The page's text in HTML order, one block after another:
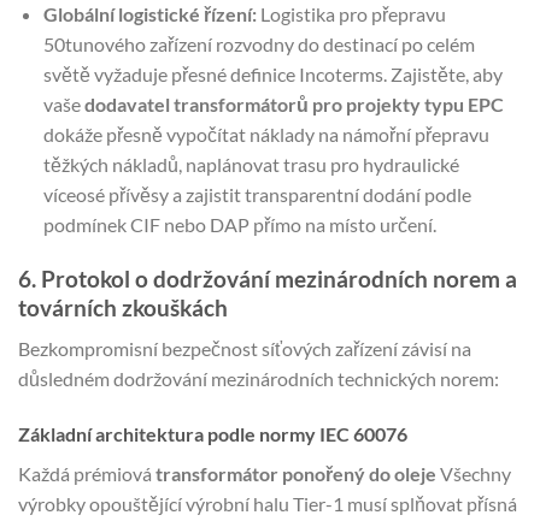
Globální logistické řízení:Logistika pro přepravu
50tunového zařízení rozvodny do destinací po celém
světě vyžaduje přesné definice Incoterms. Zajistěte, aby
vašedodavatel transformátorů pro projekty typu EPC
dokáže přesně vypočítat náklady na námořní přepravu
těžkých nákladů, naplánovat trasu pro hydraulické
víceosé přívěsy a zajistit transparentní dodání podle
podmínek CIF nebo DAP přímo na místo určení.
6. Protokol o dodržování mezinárodních norem a
továrních zkouškách
Bezkompromisní bezpečnost síťových zařízení závisí na
důsledném dodržování mezinárodních technických norem:
Základní architektura podle normy IEC 60076
Každá prémiová transformátor ponořený do oleje Všechny
výrobky opouštějící výrobní halu Tier-1 musí splňovat přísná